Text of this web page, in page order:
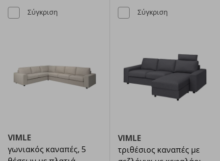
Σύγκριση
VIMLE
γωνιακός καναπές, 5
Σύγκριση
VIMLE
τριθέσιος καναπές με